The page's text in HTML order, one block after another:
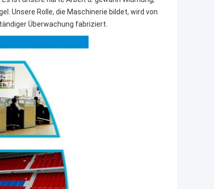
Unsere Rolle, die Maschinerie bildet, wird von
Überwachung fabriziert.